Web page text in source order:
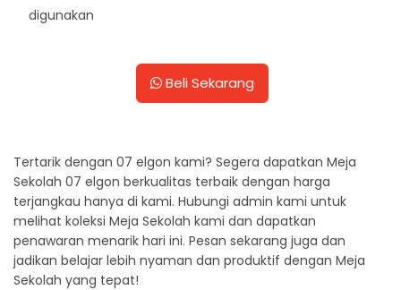
digunakan
Beli Sekarang
Tertarik dengan 07 elgon kami? Segera dapatkan Meja
Sekolah 07 elgon berkualitas terbaik dengan harga
terjangkau hanya di kami. Hubungi admin kami untuk
melihat koleksi Meja Sekolah kami dan dapatkan
penawaran menarik hari ini. Pesan sekarang juga dan
jadikan belajar lebih nyaman dan produktif dengan Meja
Sekolah yang tepat!